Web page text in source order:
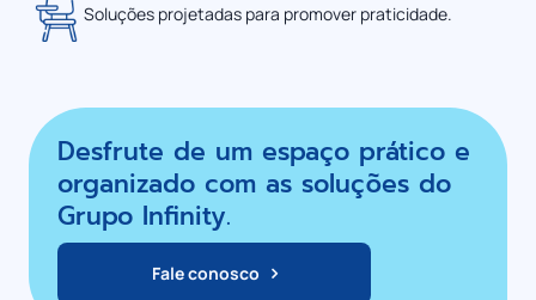
Soluções projetadas para promover praticidade.
Desfrute de um espaço prático e
organizado com as soluções do
Grupo Infinity.
Fale conosco